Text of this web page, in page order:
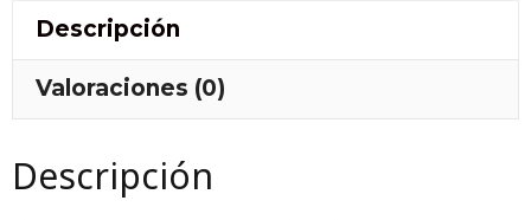
Descripción
Valoraciones (0)
Descripción